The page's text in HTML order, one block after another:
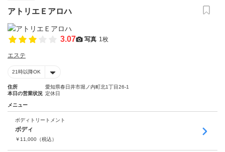
アトリエＥアロハ
3.07 写真 1枚
エステ
21時以降OK
住所
愛知県春日井市堀ノ内町北1丁目26-1
本日の営業状況 定休日
メニュー
ボディトリートメント
ボディ
￥ 11,000 （税込）